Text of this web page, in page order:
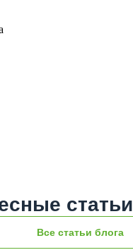
статьи
Все статьи блога